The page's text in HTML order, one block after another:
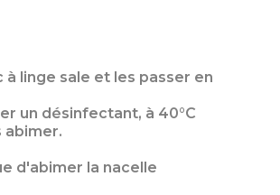
linge sale et les passer en
un désinfectant, à 40°C
abimer.
d'abimer la nacelle